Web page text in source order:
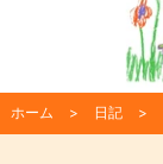
ホーム 日記